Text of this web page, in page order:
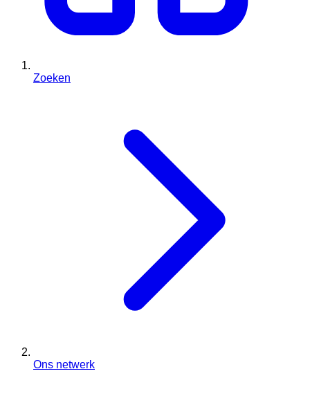
Zoeken
Ons netwerk